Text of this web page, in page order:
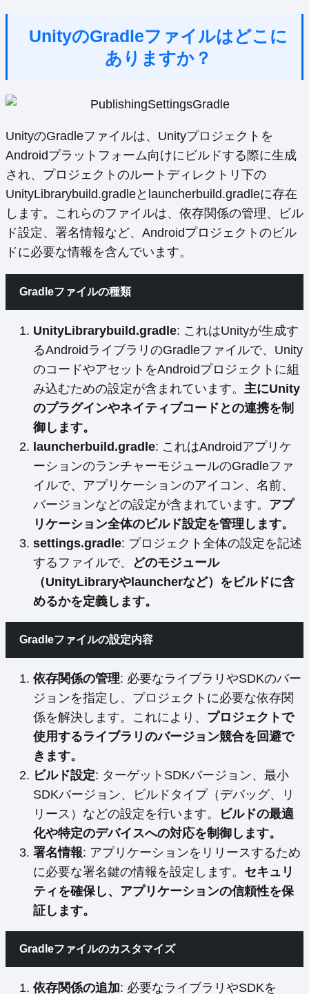
UnityのGradleファイルはどこに
ありますか？
UnityのGradleファイルは、Unityプロジェクトを
Androidプラットフォーム向けにビルドする際に生成
され、プロジェクトのルートディレクトリ下の
UnityLibrarybuild.gradleとlauncherbuild.gradleに存在
します。これらのファイルは、依存関係の管理、ビル
ド設定、署名情報など、Androidプロジェクトのビル
ドに必要な情報を含んでいます。
Gradleファイルの種類
UnityLibrarybuild.gradle: これはUnityが生成す
るAndroidライブラリのGradleファイルで、Unity
のコードやアセットをAndroidプロジェクトに組
み込むための設定が含まれています。 主にUnity
のプラグインやネイティブコードとの連携を制
御します。
launcherbuild.gradle: これはAndroidアプリケ
ーションのランチャーモジュールのGradleファ
イルで、アプリケーションのアイコン、名前、
バージョンなどの設定が含まれています。 アプ
リケーション全体のビルド設定を管理します。
settings.gradle: プロジェクト全体の設定を記述
するファイルで、 どのモジュール
（UnityLibraryやlauncherなど）をビルドに含
めるかを定義します。
Gradleファイルの設定内容
依存関係の管理: 必要なライブラリやSDKのバー
ジョンを指定し、プロジェクトに必要な依存関
係を解決します。これにより、 プロジェクトで
使用するライブラリのバージョン競合を回避で
きます。
ビルド設定: ターゲットSDKバージョン、最小
SDKバージョン、ビルドタイプ（デバッグ、リ
リース）などの設定を行います。
ビルドの最適
化や特定のデバイスへの対応を制御します。
署名情報: アプリケーションをリリースするため
に必要な署名鍵の情報を設定します。 セキュリ
ティを確保し、アプリケーションの信頼性を保
証します。
Gradleファイルのカスタマイズ
依存関係の追加: 必要なライブラリやSDKを